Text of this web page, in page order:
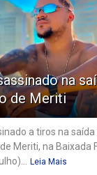
na
de Meriti
a tiros na saída
Meriti, na Baixada
Leia Mais